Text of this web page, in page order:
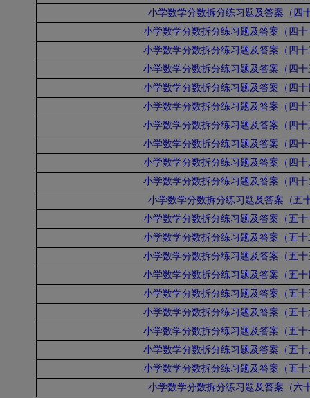
小学数学分数拆分练习题及答案（四
小学数学分数拆分练习题及答案（四十
小学数学分数拆分练习题及答案（四十
小学数学分数拆分练习题及答案（四十
小学数学分数拆分练习题及答案（四十
小学数学分数拆分练习题及答案（四十
小学数学分数拆分练习题及答案（四十
小学数学分数拆分练习题及答案（四十
小学数学分数拆分练习题及答案（四十
小学数学分数拆分练习题及答案（四十
小学数学分数拆分练习题及答案（五
小学数学分数拆分练习题及答案（五十
小学数学分数拆分练习题及答案（五十
小学数学分数拆分练习题及答案（五十
小学数学分数拆分练习题及答案（五十
小学数学分数拆分练习题及答案（五十
小学数学分数拆分练习题及答案（五十
小学数学分数拆分练习题及答案（五十
小学数学分数拆分练习题及答案（五十
小学数学分数拆分练习题及答案（五十
小学数学分数拆分练习题及答案（六